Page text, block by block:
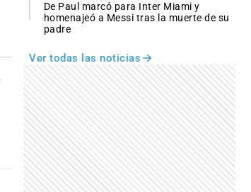
De Paul marcó para Inter Miami y
homenajeó a Messi tras la muerte de su
padre
Ver todas las noticias